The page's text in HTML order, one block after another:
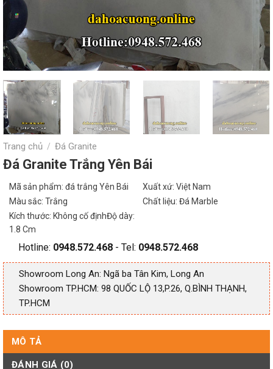
Trang chủ / Đá Granite
Đá Granite Trắng Yên Bái
Mã sản phẩm: đá trắng Yên Bái
Xuất xứ: Việt Nam
Màu sắc: Trắng
Chất liệu: Đá Marble
Kích thước: Không cố địnhĐộ dày:
1.8 Cm
Hotline: 0948.572.468 - Tel: 0948.572.468
Showroom Long An: Ngã ba Tân Kim, Long An
Showroom TP.HCM: 98 QUỐC LỘ 13,P.26, Q.BÌNH THẠNH,
TP.HCM
MÔ TẢ
ĐÁNH GIÁ (0)